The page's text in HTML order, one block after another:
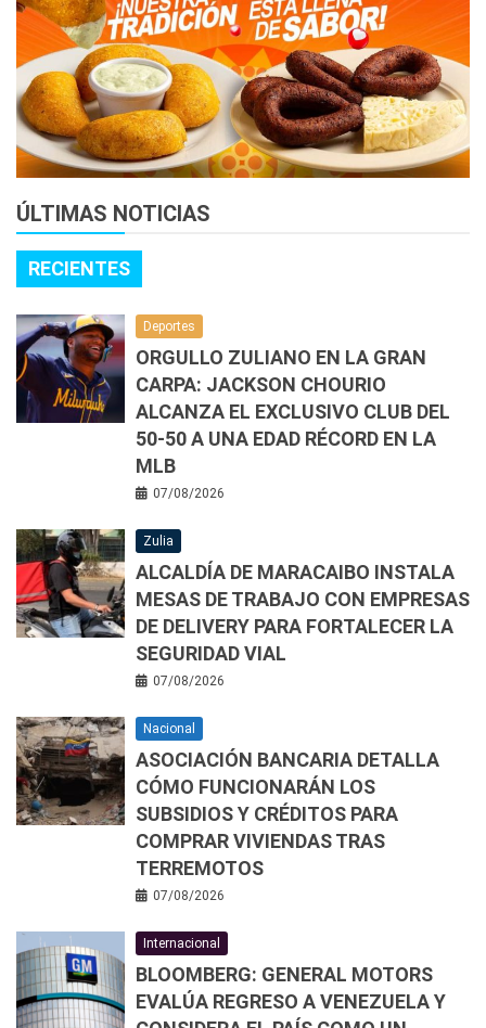
ÚLTIMAS NOTICIAS
RECIENTES
Deportes
ORGULLO ZULIANO EN LA GRAN
CARPA: JACKSON CHOURIO
ALCANZA EL EXCLUSIVO CLUB DEL
50-50 A UNA EDAD RÉCORD EN LA
MLB
07/08/2026
Zulia
ALCALDÍA DE MARACAIBO INSTALA
MESAS DE TRABAJO CON EMPRESAS
DE DELIVERY PARA FORTALECER LA
SEGURIDAD VIAL
07/08/2026
Nacional
ASOCIACIÓN BANCARIA DETALLA
CÓMO FUNCIONARÁN LOS
SUBSIDIOS Y CRÉDITOS PARA
COMPRAR VIVIENDAS TRAS
TERREMOTOS
07/08/2026
Internacional
BLOOMBERG: GENERAL MOTORS
EVALÚA REGRESO A VENEZUELA Y